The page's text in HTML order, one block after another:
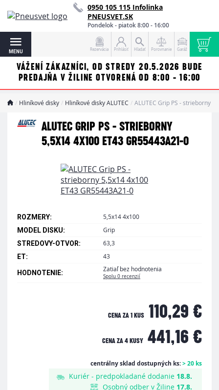
0950 105 115 Infolinka
PNEUSVET.SK
Pondelok - piatok 8:00 - 16:00
MENU Rezervácia Prihlásiť Hľadať Porovnanie Garáž
VÁŽENÍ ZÁKAZNÍCI, OD STREDY 20.5.2026 BUDE
PREDAJŇA V ŽILINE OTVORENÁ OD 8:00 - 16:00
Hliníkové disky Hliníkové disky ALUTEC ALUTEC Grip PS - strieborny
ALUTEC GRIP PS - STRIEBORNY
5,5X14 4X100 ET43 GR55443A21-0
ROZMERY: 5,5x14 4x100
MODEL DISKU: Grip
STREDOVY-OTVOR: 63,3
ET: 43
HODNOTENIE: Zatiaľ bez hodnotenia
Spolu 0 recenzií
CENA ZA 1 KUS 110,29 €
CENA ZA 4 KUSY 441,16 €
centrálny sklad dostupných ks:> 20 ks
Kuriér - predpokladané dodanie 18.8.
Osobný odber v Žiline 17.8.